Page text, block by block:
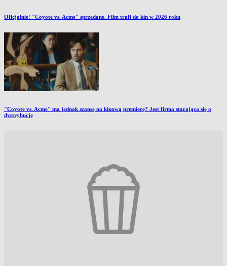
Oficjalnie! "Coyote vs. Acme" sprzedane. Film trafi do kin w 2026 roku
"Coyote vs. Acme" ma jednak szansę na kinową premierę? Jest firma starająca się o
dystrybucję